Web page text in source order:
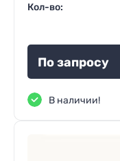
Кол-во:
По запросу
В наличии!